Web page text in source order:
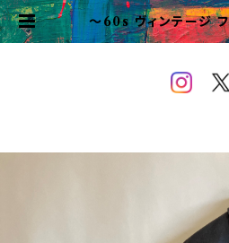
〜60s ヴィンテージ
サンミッシェル Vポケ